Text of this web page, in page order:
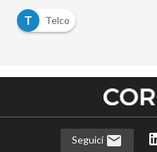
T
Telco
Seguici